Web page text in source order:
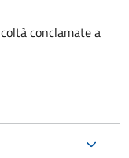
conclamate a